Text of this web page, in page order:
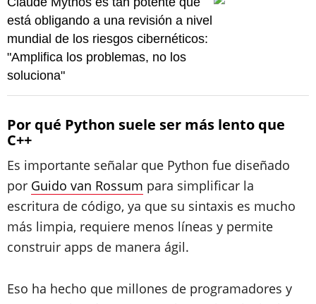
está obligando a una revisión a nivel
mundial de los riesgos cibernéticos:
"Amplifica los problemas, no los
soluciona"
Por qué Python suele ser más lento que
C++
Es importante señalar que Python fue diseñado
por Guido van Rossum para simplificar la
escritura de código, ya que su sintaxis es mucho
más limpia, requiere menos líneas y permite
construir apps de manera ágil.
Eso ha hecho que millones de programadores y